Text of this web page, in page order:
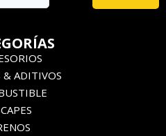
& ADITIVOS